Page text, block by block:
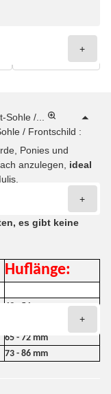
+
/ Frontschild :
+
+
Merken
Ponies und
anzulegen, ideal
öffnen und mit
es gibt keine
Huflänge:
49 - 54 mm
65 - 72 mm
73 - 86 mm